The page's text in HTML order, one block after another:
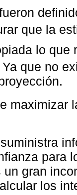
que la
lo que
que no
maximizar
para
gran
los